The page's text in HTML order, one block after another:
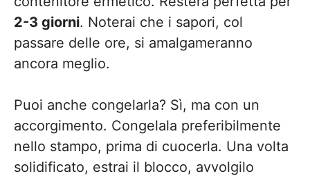
2-3 giorni. Noterai che i sapori, col
passare delle ore, si amalgameranno
ancora meglio.
Puoi anche congelarla? Sì, ma con un
accorgimento. Congelala preferibilmente
nello stampo, prima di cuocerla. Una volta
solidificato, estrai il blocco, avvolgilo